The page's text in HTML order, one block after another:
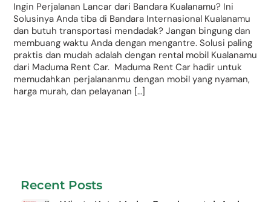
Ingin Perjalanan Lancar dari Bandara Kualanamu? Ini
Solusinya Anda tiba di Bandara Internasional Kualanamu
dan butuh transportasi mendadak? Jangan bingung dan
membuang waktu Anda dengan mengantre. Solusi paling
praktis dan mudah adalah dengan rental mobil Kualanamu
dari Maduma Rent Car. Maduma Rent Car hadir untuk
memudahkan perjalananmu dengan mobil yang nyaman,
harga murah, dan pelayanan […]
Recent Posts